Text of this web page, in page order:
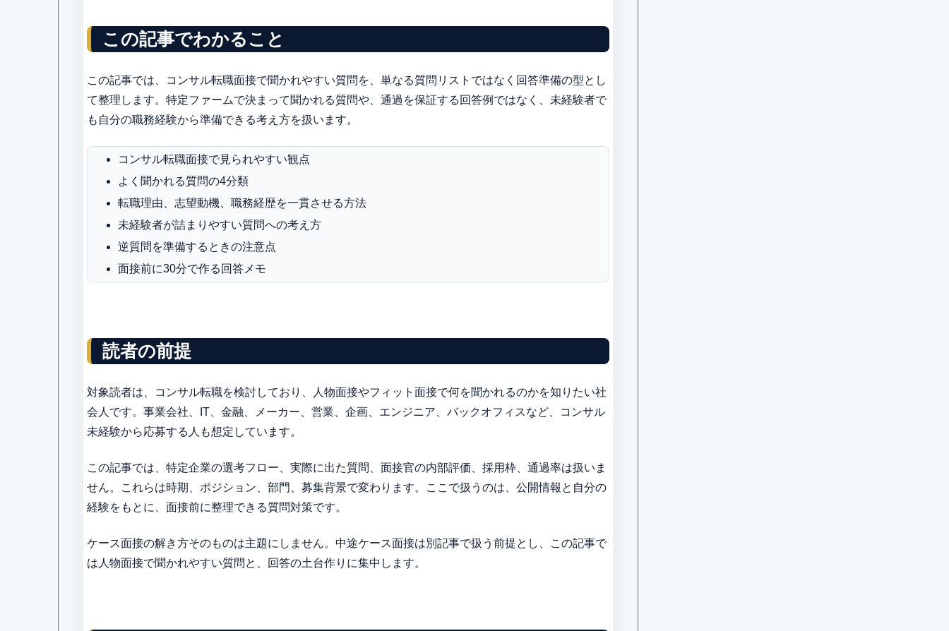
この記事でわかること
この記事では、コンサル転職面接で聞かれやすい質問を、単なる質問リストではなく回答準備の型とし
て整理します。特定ファームで決まって聞かれる質問や、通過を保証する回答例ではなく、未経験者で
も自分の職務経験から準備できる考え方を扱います。
コンサル転職面接で見られやすい観点
よく聞かれる質問の4分類
転職理由、志望動機、職務経歴を一貫させる方法
未経験者が詰まりやすい質問への考え方
逆質問を準備するときの注意点
面接前に30分で作る回答メモ
読者の前提
対象読者は、コンサル転職を検討しており、人物面接やフィット面接で何を聞かれるのかを知りたい社
会人です。事業会社、IT、金融、メーカー、営業、企画、エンジニア、バックオフィスなど、コンサル
未経験から応募する人も想定しています。
この記事では、特定企業の選考フロー、実際に出た質問、面接官の内部評価、採用枠、通過率は扱いま
せん。これらは時期、ポジション、部門、募集背景で変わります。ここで扱うのは、公開情報と自分の
経験をもとに、面接前に整理できる質問対策です。
ケース面接の解き方そのものは主題にしません。中途ケース面接は別記事で扱う前提とし、この記事で
は人物面接で聞かれやすい質問と、回答の土台作りに集中します。